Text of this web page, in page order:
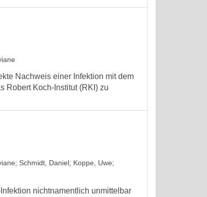
Nachweis einer Infektion mit dem
Robert Koch-Institut (RKI) zu
; Schmidt, Daniel; Koppe, Uwe;
nichtnamentlich unmittelbar